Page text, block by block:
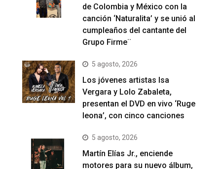
de Colombia y México con la
canción ‘Naturalita’ y se unió al
cumpleaños del cantante del
Grupo Firme¨
5 agosto, 2026
Los jóvenes artistas Isa
Vergara y Lolo Zabaleta,
presentan el DVD en vivo ‘Ruge
leona’, con cinco canciones
5 agosto, 2026
Martín Elías Jr., enciende
motores para su nuevo álbum,